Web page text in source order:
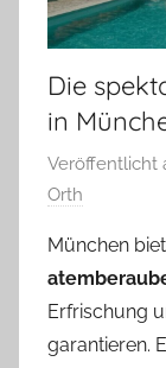
Die
in
Veröffentlicht
Orth
München
Erfrischung
garantieren.